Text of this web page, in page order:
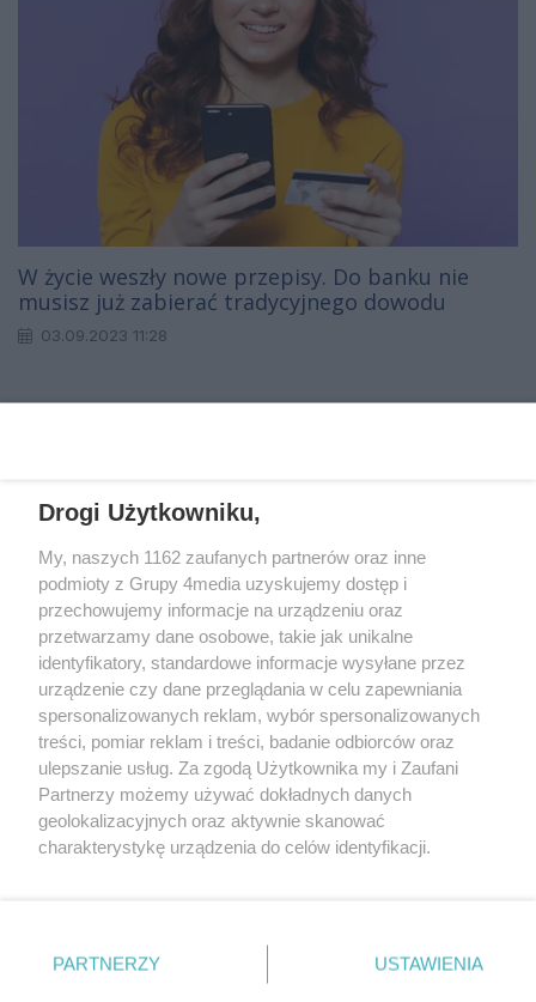
W życie weszły nowe przepisy. Do banku nie
musisz już zabierać tradycyjnego dowodu
03.09.2023 11:28
Wydawcą rzeszow-info.pljest:
FUNDACJA MEDIÓW NIEZALEŻNYCH LIBERTAS
ul. Kopernika 10, 35-002 Rzeszów
e-mail:redakcja@rzeszow-info.pl
Zasady dodawania i publikacji komentarzy
Drogi Użytkowniku,
My, naszych 1162 zaufanych partnerów oraz inne
podmioty z Grupy 4media uzyskujemy dostęp i
przechowujemy informacje na urządzeniu oraz
przetwarzamy dane osobowe, takie jak unikalne
identyfikatory, standardowe informacje wysyłane przez
urządzenie czy dane przeglądania w celu zapewniania
spersonalizowanych reklam, wybór spersonalizowanych
treści, pomiar reklam i treści, badanie odbiorców oraz
ulepszanie usług. Za zgodą Użytkownika my i Zaufani
Partnerzy możemy używać dokładnych danych
geolokalizacyjnych oraz aktywnie skanować
charakterystykę urządzenia do celów identyfikacji.
zmienić/wycofać klikając przycisk ustawień prywatności
znajdujący się w lewym dolnym rogu strony
. Niektóre
PARTNERZY USTAWIENIA